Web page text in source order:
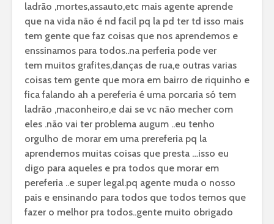
ladrão ,mortes,assauto,etc mais agente aprende
que na vida não é nd facil pq la pd ter td isso mais
tem gente que faz coisas que nos aprendemos e
enssinamos para todos..na perferia pode ver
tem muitos grafites,danças de rua,e outras varias
coisas tem gente que mora em bairro de riquinho e
fica falando ah a pereferia é uma porcaria só tem
ladrão ,maconheiro,e dai se vc não mecher com
eles .não vai ter problema augum ..eu tenho
orgulho de morar em uma prereferia pq la
aprendemos muitas coisas que presta …isso eu
digo para aqueles e pra todos que morar em
pereferia ..e super legal.pq agente muda o nosso
pais e ensinando para todos que todos temos que
fazer o melhor pra todos..gente muito obrigado